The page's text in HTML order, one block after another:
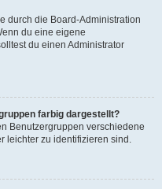
durch die Board-Administration
du eine eigene
du einen Administrator
farbig dargestellt?
Benutzergruppen verschiedene
leichter zu identifizieren sind.